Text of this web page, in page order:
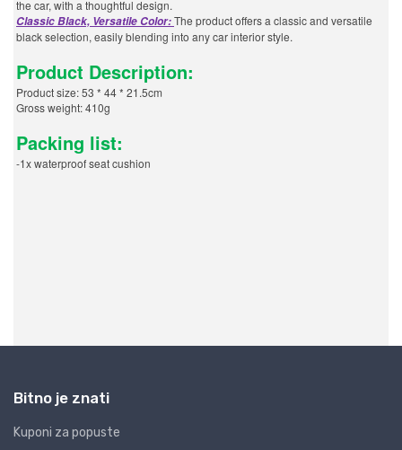
Bitno je znati
Kuponi za popuste